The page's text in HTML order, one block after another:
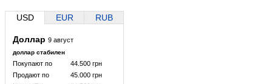
USD EUR RUB
Доллар 9 август
доллар стабилен
Покупают по
44.500 грн
Продают по
45.000 грн